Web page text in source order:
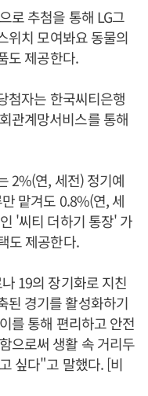
로 추첨을 통해 LG그
위치 모여봐요 동물의
도 제공한다.
첨자는 한국씨티은행
관계망서비스를 통해
2%(연, 세전) 정기예
맡겨도 0.8%(연, 세
'씨티 더하기 통장' 가
도 제공한다.
19의 장기화로 지친
된 경기를 활성화하기
를 통해 편리하고 안전
으로써 생활 속 거리두
싶다"고 말했다. [비